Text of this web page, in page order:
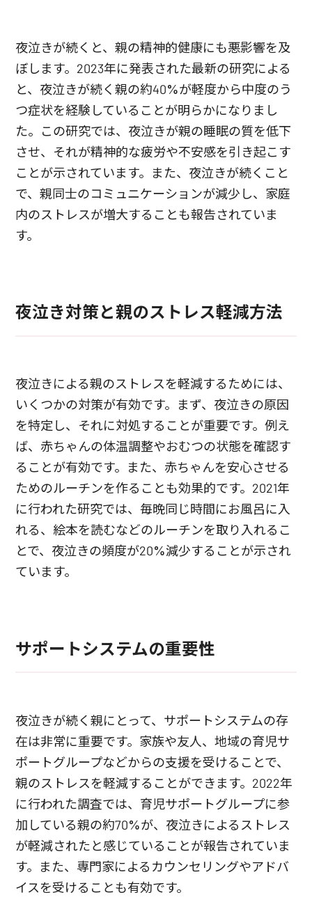
夜泣きが続くと、親の精神的健康にも悪影響を及
ぼします。2023年に発表された最新の研究による
と、夜泣きが続く親の約40%が軽度から中度のう
つ症状を経験していることが明らかになりまし
た。この研究では、夜泣きが親の睡眠の質を低下
させ、それが精神的な疲労や不安感を引き起こす
ことが示されています。また、夜泣きが続くこと
で、親同士のコミュニケーションが減少し、家庭
内のストレスが増大することも報告されていま
す。
夜泣き対策と親のストレス軽減方法
夜泣きによる親のストレスを軽減するためには、
いくつかの対策が有効です。まず、夜泣きの原因
を特定し、それに対処することが重要です。例え
ば、赤ちゃんの体温調整やおむつの状態を確認す
ることが有効です。また、赤ちゃんを安心させる
ためのルーチンを作ることも効果的です。2021年
に行われた研究では、毎晩同じ時間にお風呂に入
れる、絵本を読むなどのルーチンを取り入れるこ
とで、夜泣きの頻度が20%減少することが示され
ています。
サポートシステムの重要性
夜泣きが続く親にとって、サポートシステムの存
在は非常に重要です。家族や友人、地域の育児サ
ポートグループなどからの支援を受けることで、
親のストレスを軽減することができます。2022年
に行われた調査では、育児サポートグループに参
加している親の約70%が、夜泣きによるストレス
が軽減されたと感じていることが報告されていま
す。また、専門家によるカウンセリングやアドバ
イスを受けることも有効です。